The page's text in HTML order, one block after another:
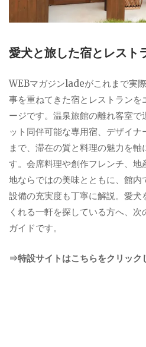
愛犬と旅した宿とレスト
WEBマガジンladeがこれまで実
事を重ねてきた宿とレストラン
ージです。温泉旅館の離れ客室
ット同伴可能な専用宿、デザイナ
まで、滞在の質と料理の魅力を軸
す。会席料理や創作フレンチ、地
地ならではの美味とともに、館内
設備の充実度も丁寧に解説。愛犬
くれる一軒を探している方へ、
ガイドです。
⇒特設サイトはこちらをクリック